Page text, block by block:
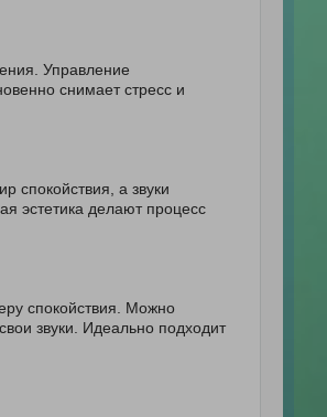
Управление
снимает стресс и
спокойствия, а звуки
эстетика делают процесс
спокойствия. Можно
звуки. Идеально подходит